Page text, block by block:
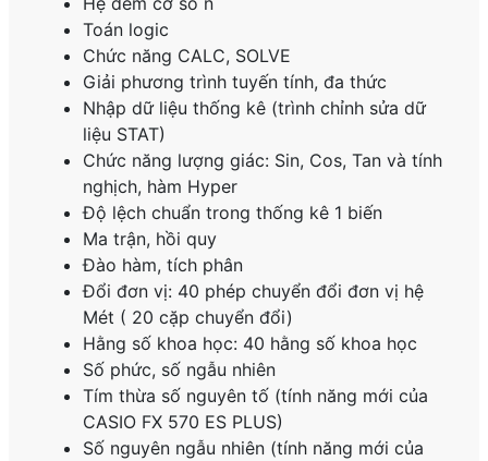
Toán logic
Chức năng CALC, SOLVE
Giải phương trình tuyến tính, đa thức
Nhập dữ liệu thống kê (trình chỉnh sửa dữ
liệu STAT)
Chức năng lượng giác: Sin, Cos, Tan và tính
nghịch, hàm Hyper
Độ lệch chuẩn trong thống kê 1 biến
Ma trận, hồi quy
Đào hàm, tích phân
Đổi đơn vị: 40 phép chuyển đổi đơn vị hệ
Mét ( 20 cặp chuyển đổi)
Hằng số khoa học: 40 hằng số khoa học
Số phức, số ngẫu nhiên
Tím thừa số nguyên tố (tính năng mới của
CASIO FX 570 ES PLUS)
Số nguyên ngẫu nhiên (tính năng mới của